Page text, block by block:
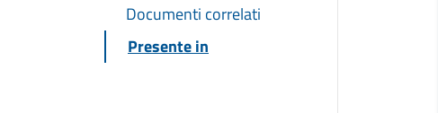
Documenti correlati
Presente in